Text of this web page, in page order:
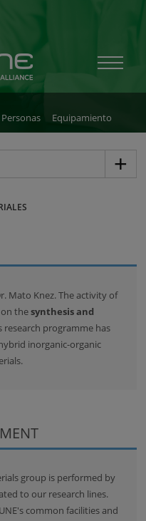
Personas
Equipamiento
Mato Knez. The activity of
on thesynthesis and
research programme has
inorganic-organic
group is performed by
to our research lines.
common facilities and